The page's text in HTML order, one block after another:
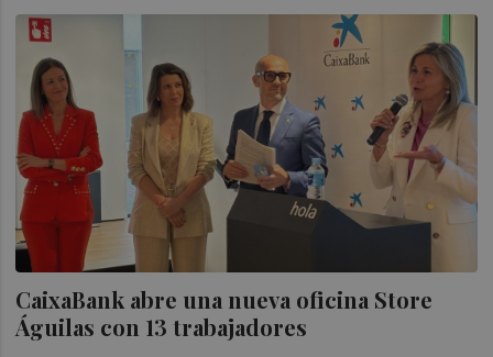
CaixaBank abre una nueva oficina Store
Águilas con 13 trabajadores